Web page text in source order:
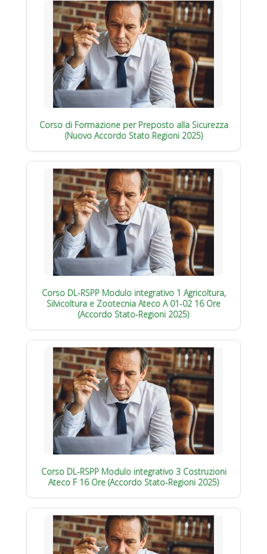
Corso di Formazione per Preposto alla Sicurezza
(Nuovo Accordo Stato Regioni 2025)
Corso DL-RSPP Modulo integrativo 1 Agricoltura,
Silvicoltura e Zootecnia Ateco A 01-02 16 Ore
(Accordo Stato-Regioni 2025)
Corso DL-RSPP Modulo integrativo 3 Costruzioni
Ateco F 16 Ore (Accordo Stato-Regioni 2025)